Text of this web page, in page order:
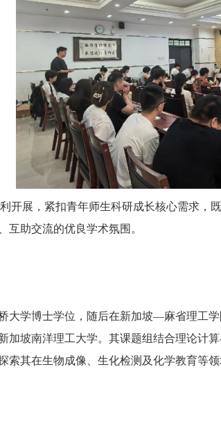
开展，紧扣青年师生科研成长核心需求
互助交流的优良学术氛围。
大学博士学位，随后在新加坡—麻省理工
加坡南洋理工大学。其课题组结合理论计
索其在生物成像、生化检测及化学教育等领